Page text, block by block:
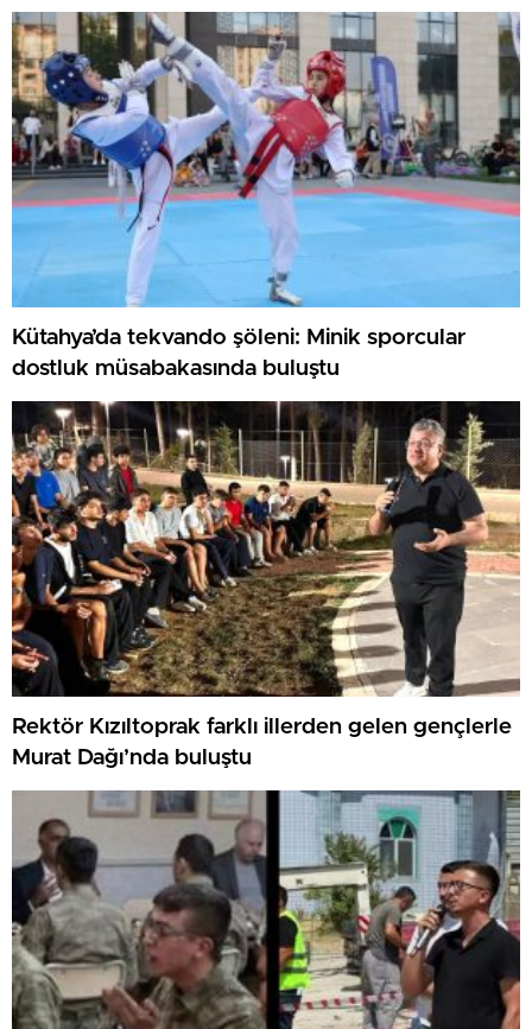
Kütahya’da tekvando şöleni: Minik sporcular
dostluk müsabakasında buluştu
Rektör Kızıltoprak farklı illerden gelen gençlerle
Murat Dağı’nda buluştu